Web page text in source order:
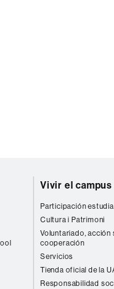
Vivir el campus
Participación
Cultura i Patrimoni
Voluntariado, acción
cooperación
Servicios
Tienda oficial de la
Responsabilidad